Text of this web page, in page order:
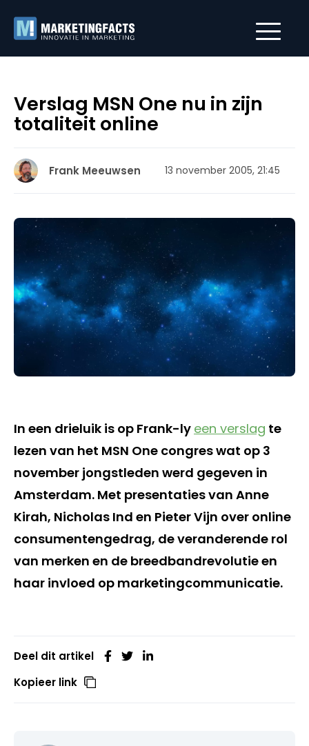
Verslag MSN One nu in zijn
totaliteit online
Frank Meeuwsen 13 november 2005, 21:45
In een drieluik is op Frank-ly een verslag te
lezen van het MSN One congres wat op 3
november jongstleden werd gegeven in
Amsterdam. Met presentaties van Anne
Kirah, Nicholas Ind en Pieter Vijn over online
consumentengedrag, de veranderende rol
van merken en de breedbandrevolutie en
haar invloed op marketingcommunicatie.
Deel dit artikel
Kopieer link